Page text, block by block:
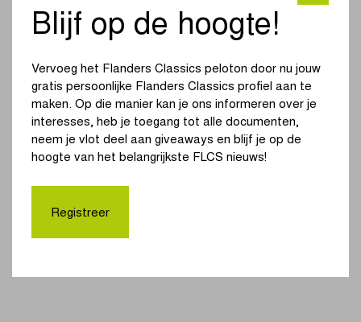
Blijf op de hoogte!
Vervoeg het Flanders Classics peloton door nu jouw
gratis persoonlijke Flanders Classics profiel aan te
maken. Op die manier kan je ons informeren over je
interesses, heb je toegang tot alle documenten,
neem je vlot deel aan giveaways en blijf je op de
hoogte van het belangrijkste FLCS nieuws!
Registreer